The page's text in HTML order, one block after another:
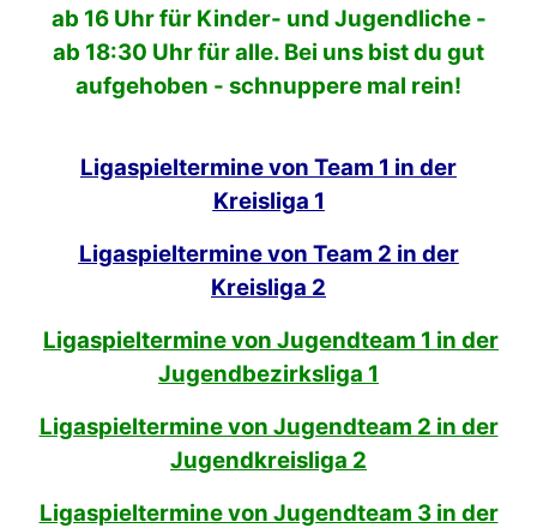
ab 16 Uhr für Kinder- und Jugendliche -
ab 18:30 Uhr für alle. Bei uns bist du gut
aufgehoben - schnuppere mal rein!
Ligaspieltermine von Team 1 in der
Kreisliga 1
Ligaspieltermine von Team 2 in der
Kreisliga 2
Ligaspieltermine von Jugendteam 1 in der
Jugendbezirksliga 1
Ligaspieltermine von Jugendteam 2 in der
Jugendkreisliga 2
Ligaspieltermine von Jugendteam 3 in der